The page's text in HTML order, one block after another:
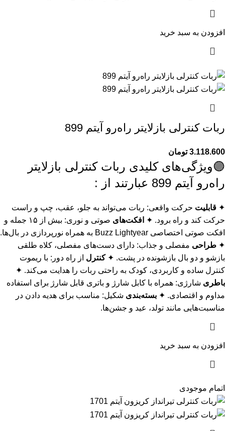
افزودن به سبد خرید
ربات کنترلی بازلایتر راه‌رو آیتم 899
3.118.600 تومان
🟣ویژگی‌های کلیدی ربات کنترلی بازلایتر
راه‌رو آیتم 899 عبارتند از :
✦ قابلیت حرکت واقعی: ربات می‌تواند به جلو، عقب، چپ و راست
حرکت کند و راه برود. ✦ افکت‌های
صوتی و نوری: بیش از ۱۵ جمله و
افکت صوتی اختصاصی Buzz Lightyear به همراه نورپردازی در بال‌ها.
✦ طراحی مفصلی و جذاب: دارای دست‌های مفصلی، کلاه طلقی
بازشو و دو بال بازشونده در پشت. ✦کنترل از راه دور: با ریموت
کنترل ساده و کاربردی، کودک به راحتی ربات را هدایت می‌کند. ✦
باطری شارژی: همراه با کابل شارژ و باتری قابل شارژ برای استفاده
مداوم و اقتصادی. ✦ بسته‌بندی شکیل: مناسب برای هدیه دادن در
مناسبت‌هایی مانند تولد، عید و جشن‌ها.
افزودن به سبد خرید
اتمام موجودی